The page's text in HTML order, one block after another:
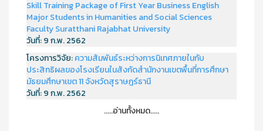
Skill Training Package of First Year Business English
Major Students in Humanities and Social Sciences
Faculty Suratthani Rajabhat University
วันที่:9 ก.พ. 2562
โครงการวิจัย:ความสัมพันธ์ระหว่างการนิเทศภายในกับ
ประสิทธิผลของโรงเรียนในสังกัดสำนักงานเขตพื้นที่การศึกษา
มัธยมศึกษาเขต 11 จังหวัดสุราษฎร์ธานี
วันที่:9 ก.พ. 2562
.....อ่านทั้งหมด.....